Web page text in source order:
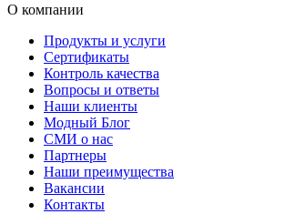
О компании
Продукты и услуги
Сертификаты
Контроль качества
Вопросы и ответы
Наши клиенты
Модный Блог
СМИ о нас
Партнеры
Наши преимущества
Вакансии
Контакты